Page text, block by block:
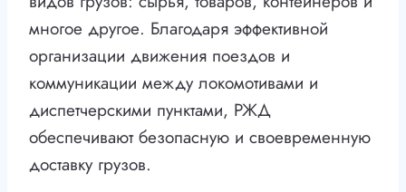
многое другое. Благодаря эффективной
организации движения поездов и
коммуникации между локомотивами и
диспетчерскими пунктами, РЖД
обеспечивают безопасную и своевременную
доставку грузов.